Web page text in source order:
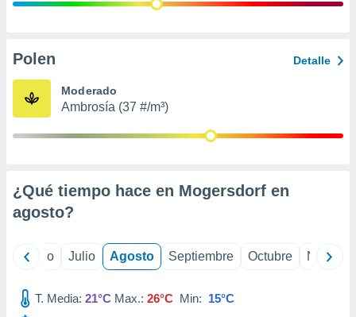
publicidad
de
Polen Detalle
Moderado
Ambrosía (37 #/m³)
¿Qué tiempo hace en Mogersdorf en
agosto?
Junio Julio Agosto Septiembre Octubre
T. Media: 21°C Max.: 26°C Min: 15°C